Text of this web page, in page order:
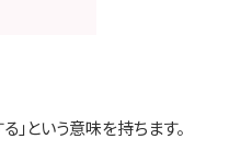
」という意味を持ちます。